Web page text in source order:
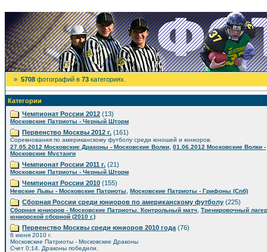
» 5708 фотографий в 73 категориях.
Категории
Чемпионат России 2012 (13)
Московские Патриоты - Черный Шторм
Первенство Москвы 2012 г. (161)
Соревнования по американскому футболу среди юношей и юниоров.
27.05.2012 Московские Драконы - Московские Волки 01.06.2012 Московские Волки -
Московские Мустанги
Чемпионат России 2011 г. (21)
Московские Патриоты - Черный Шторм
Чемпионат России 2010 (155)
Невские Львы - Московские Патриоты Московские Патриоты - Грифоны (Спб)
Сборная России среди юниоров по американскому футболу (225)
Сборная юниоров - Московские Патриоты. Контрольный матч Тренировочный
юниорской сборной (2010 г.)
Первенство Москвы среди юниоров 2010 года (76)
6 июня 2010 г.
Московские Патриоты - Московские Драконы
Счет 0:14. Драконы победили.